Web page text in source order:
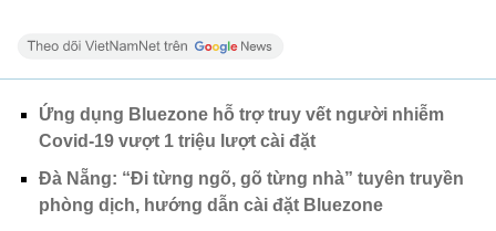
Ứng dụng Bluezone hỗ trợ truy vết người nhiễm
Covid-19 vượt 1 triệu lượt cài đặt
Đà Nẵng: “Đi từng ngõ, gõ từng nhà” tuyên truyền
phòng dịch, hướng dẫn cài đặt Bluezone